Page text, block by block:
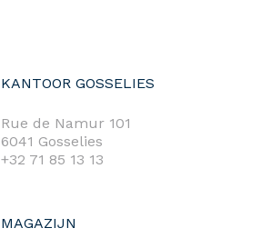
KANTOOR GOSSELIES
Rue de Namur 101
6041 Gosselies
+32 71 85 13 13
MAGAZIJN